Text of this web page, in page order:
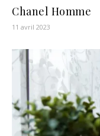
Chanel Homme
11 avril 2023